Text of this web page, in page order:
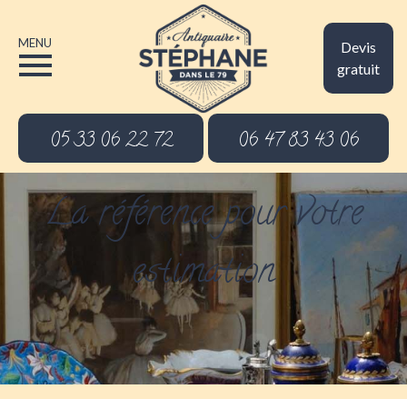
Devis
gratuit
MENU
05 33 06 22 72 06 47 83 43 06
La référence pour votre
estimation